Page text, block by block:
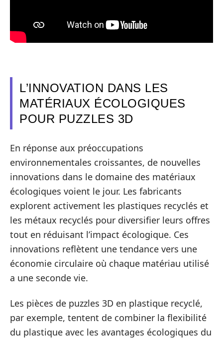
L’INNOVATION DANS LES
MATÉRIAUX ÉCOLOGIQUES
POUR PUZZLES 3D
En réponse aux préoccupations
environnementales croissantes, de nouvelles
innovations dans le domaine des matériaux
écologiques voient le jour. Les fabricants
explorent activement les plastiques recyclés et
les métaux recyclés pour diversifier leurs offres
tout en réduisant l’impact écologique. Ces
innovations reflètent une tendance vers une
économie circulaire où chaque matériau utilisé
a une seconde vie.
Les pièces de puzzles 3D en plastique recyclé,
par exemple, tentent de combiner la flexibilité
du plastique avec les avantages écologiques du